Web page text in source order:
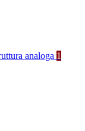
analoga 1